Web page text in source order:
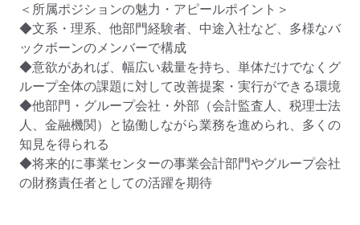
＜所属ポジションの魅力・アピールポイント＞
◆文系・理系、他部門経験者、中途入社など、多様なバ
ックボーンのメンバーで構成
◆意欲があれば、幅広い裁量を持ち、単体だけでなくグ
ループ全体の課題に対して改善提案・実行ができる環境
◆他部門・グループ会社・外部（会計監査人、税理士法
人、金融機関）と協働しながら業務を進められ、多くの
知見を得られる
◆将来的に事業センターの事業会計部門やグループ会社
の財務責任者としての活躍を期待